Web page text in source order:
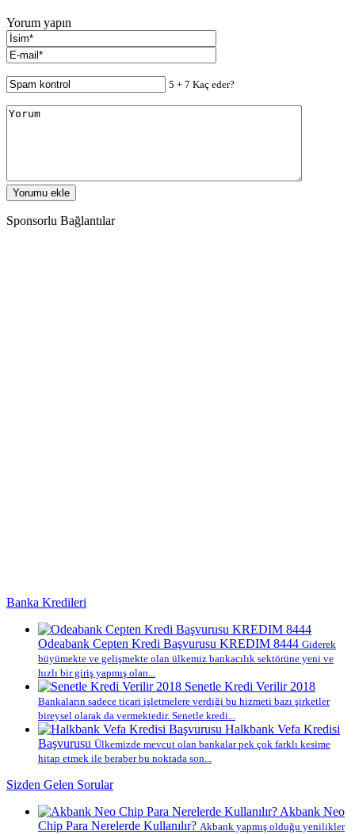
Yorum yapın
5 + 7 Kaç eder?
Sponsorlu Bağlantılar
Banka Kredileri
Odeabank Cepten Kredi Başvurusu KREDIM 8444 Giderek
büyümekte ve gelişmekte olan ülkemiz bankacılık sektörüne yeni ve
hızlı bir giriş yapmış olan...
Senetle Kredi Verilir 2018
Bankaların sadece ticari işletmelere verdiği bu hizmeti bazı şirketler
bireysel olarak da vermektedir. Senetle kredi...
Halkbank Vefa Kredisi
Başvurusu Ülkemizde mevcut olan bankalar pek çok farklı kesime
hitap etmek ile beraber bu noktada son...
Sizden Gelen Sorular
Akbank Neo
Chip Para Nerelerde Kullanılır? Akbank yapmış olduğu yenilikler